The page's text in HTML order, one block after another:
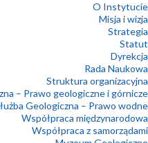
O Instytucie
Misja i wizja
Strategia
Statut
Dyrekcja
Rada Naukowa
Struktura organizacyjna
– Prawo geologiczne i górnicze
Geologiczna – Prawo wodne
Współpraca międzynarodowa
Współpraca z samorządami